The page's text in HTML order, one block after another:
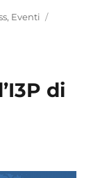
, Eventi
di